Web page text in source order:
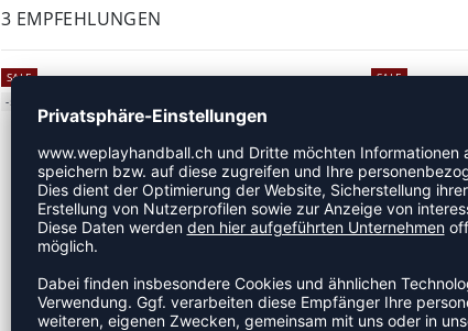
3 EMPFEHLUNGEN
SALE
-55%
HMLELLA LS BODYSTOCKING
CHF 26,39 |CHF 11,88
SALE